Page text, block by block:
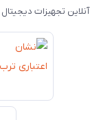
آنلاین تجهیزات